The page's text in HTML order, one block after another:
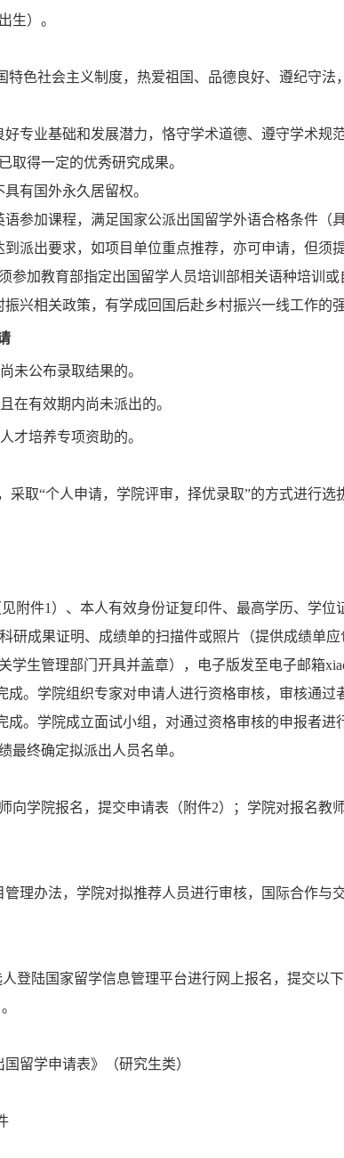
生）。
特色社会主义制度，热爱祖国、品德良好、遵纪守
专业基础和发展潜力，恪守学术道德、遵守学术
取得一定的优秀研究成果。
有国外永久居留权。
语参加课程，满足国家公派出国留学外语合格条件 （
派出要求，如项目单位重点推荐，亦可申请，但
参加教育部指定出国留学人员培训部相关语种培训
兴相关政策，有学成回国后赴乡村振兴一线工作的强
未公布录取结果的。
在有效期内尚未派出的。
才培养专项资助的。
采取“个人申请，学院评审，择优录取”的方式进行
附件1）、 本人有效身份证复印件、最高学历、学位
研成果证明、成绩单的扫描件或照片（提供成绩单
生管理部门开具并盖章），电子版发至电子邮箱
成。学院组织专家对申请人进行资格审核，审核通过
成。学院成立面试小组，对通过资格审核的申报者
最终确定拟派出人员名单。
向学院报名，提交申请表（附件2）；学院对报名教
管理办法，学院对拟推荐人员进行审核，国际合作
登陆国家留学信息管理平台进行网上报名，提交以
留学申请表》（研究生类）